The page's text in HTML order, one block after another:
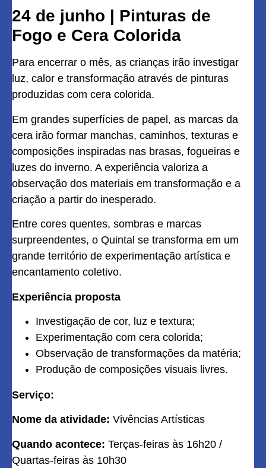
24 de junho | Pinturas de
Fogo e Cera Colorida
Para encerrar o mês, as crianças irão investigar
luz, calor e transformação através de pinturas
produzidas com cera colorida.
Em grandes superfícies de papel, as marcas da
cera irão formar manchas, caminhos, texturas e
composições inspiradas nas brasas, fogueiras e
luzes do inverno. A experiência valoriza a
observação dos materiais em transformação e a
criação a partir do inesperado.
Entre cores quentes, sombras e marcas
surpreendentes, o Quintal se transforma em um
grande território de experimentação artística e
encantamento coletivo.
Experiência proposta
Investigação de cor, luz e textura;
Experimentação com cera colorida;
Observação de transformações da matéria;
Produção de composições visuais livres.
Serviço:
Nome da atividade: Vivências Artísticas
Quando acontece: Terças-feiras às 16h20 /
Quartas-feiras às 10h30